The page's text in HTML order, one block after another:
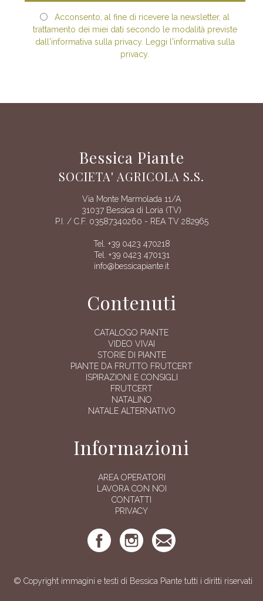
Acconsento, al fine di ricevere la newsletter, al
trattamento dei miei dati secondo le modalità previste
dall'informativa sulla privacy. Leggi l'informativa sulla
privacy.
Bessica Piante
SOCIETA' AGRICOLA S.S.
Via Monte Marmolada 11/A
31037 Bessica di Loria (TV)
P.I. / C.F. 03587340260 - REA TV 282965
Tel. +39 0423 470218
Tel. +39 0423 470131
info@bessicapiante.it
Contenuti
CATALOGO PIANTE
VIDEO VIVAI
STORIE DI PIANTE
PIANTE DA FRUTTO FRUTCERT
ISPIRAZIONI E CONSIGLI
FRUTCERT
NATALINO
NATALE ALTERNATIVO
Informazioni
AREA OPERATORI
LAVORA CON NOI
CONTATTI
PRIVACY
© Copyright immagini e testi di Bessica Piante tutti i diritti riservati